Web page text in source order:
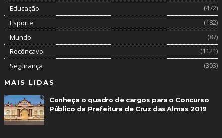
Educação
(472)
Esporte
(182)
Mundo
(87)
Recôncavo
(1121)
Segurança
(303)
MAIS LIDAS
Conheça o quadro de cargos para o Concurso
Público da Prefeitura de Cruz das Almas 2019